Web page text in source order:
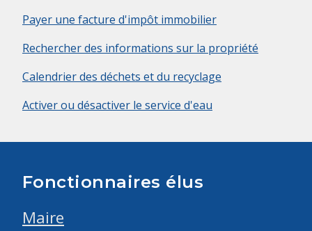
Payer une facture d'impôt immobilier
Rechercher des informations sur la propriété
Calendrier des déchets et du recyclage
Activer ou désactiver le service d'eau
Fonctionnaires élus
Maire